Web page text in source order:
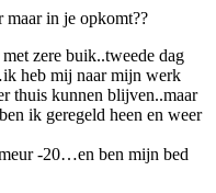
in je opkomt??
zere buik..tweede dag
heb mij naar mijn werk
thuis kunnen blijven..maar
ik geregeld heen en weer
-20…en ben mijn bed